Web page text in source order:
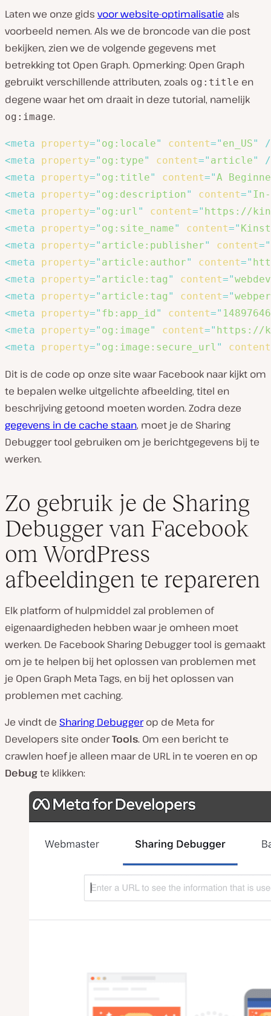
Laten we onze gids voor website-optimalisatie als
voorbeeld nemen. Als we de broncode van die post
bekijken, zien we de volgende gegevens met
betrekking tot Open Graph. Opmerking: Open Graph
gebruikt verschillende attributen, zoals og:title en
degene waar het om draait in deze tutorial, namelijk
og:image.
<meta property=" og:locale" content=" en_US"
<meta property=" og:type" content=" article"
<meta property=" og:title" content="A
<meta property=" og:description" content="
<meta property=" og:url " content=" https://
<meta property=" og:site_name" content="
<meta property=" article:publisher" content="
<meta property=" article:author" content="
<meta property=" article:tag " content="webdev
<meta property=" article:tag " content="
<meta property=" fb:app_id " content="
<meta property=" og:image" content=" https://
<meta property=" og:image:secure_url " content
Dit is de code op onze site waar Facebook naar kijkt om
te bepalen welke uitgelichte afbeelding, titel en
beschrijving getoond moeten worden. Zodra deze
gegevens in de cache staan, moet je de Sharing
Debugger tool gebruiken om je berichtgegevens bij te
werken.
Zo gebruik je de Sharing
Debugger van Facebook
om WordPress
afbeeldingen te repareren
Elk platform of hulpmiddel zal problemen of
eigenaardigheden hebben waar je omheen moet
werken. De Facebook Sharing Debugger tool is gemaakt
om je te helpen bij het oplossen van problemen met
je Open Graph Meta Tags, en bij het oplossen van
problemen met caching.
Je vindt de Sharing Debuggerop de Meta for
Developers site onderTools. Om een bericht te
crawlen hoef je alleen maar de URL in te voeren en op
Debugte klikken: